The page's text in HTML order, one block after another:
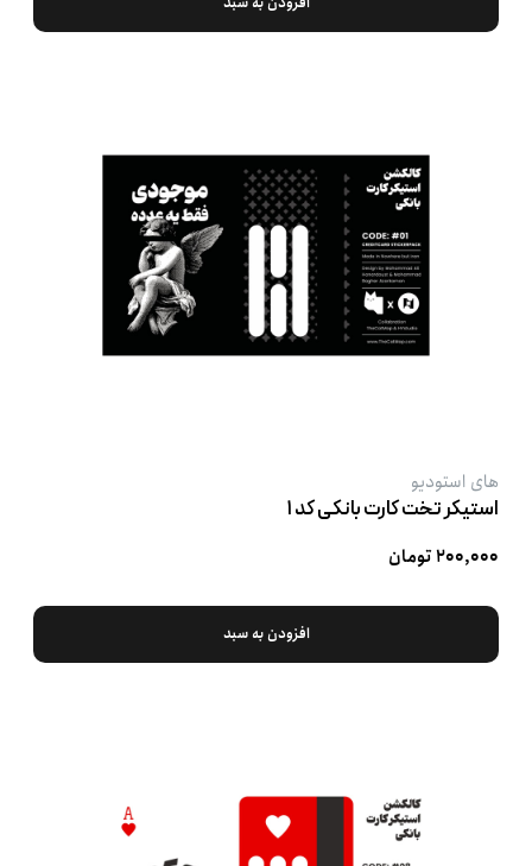
های استودیو
استیکر تخت کارت بانکی کد ۱
۲۰۰,۰۰۰ تومان
افزودن به سبد